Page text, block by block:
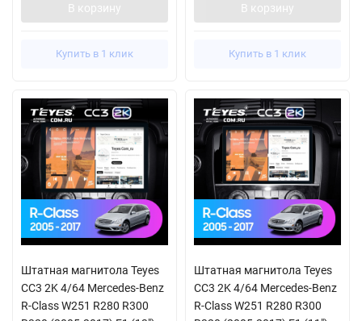
В корзину
Купить в 1 клик
В корзину
Купить в 1 клик
Штатная магнитола Teyes
CC3 2K 4/64 Mercedes-Benz
R-Class W251 R280 R300
Штатная магнитола Teyes
CC3 2K 4/64 Mercedes-Benz
R-Class W251 R280 R300